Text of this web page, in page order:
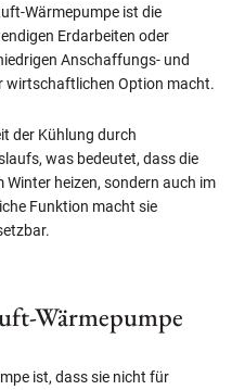
Wärmepumpe ist die
Erdarbeiten oder
Anschaffungs- und
wirtschaftlichen Option macht.
der Kühlung durch
was bedeutet, dass die
heizen, sondern auch im
Funktion macht sie
Wärmepumpe
ist, dass sie nicht für